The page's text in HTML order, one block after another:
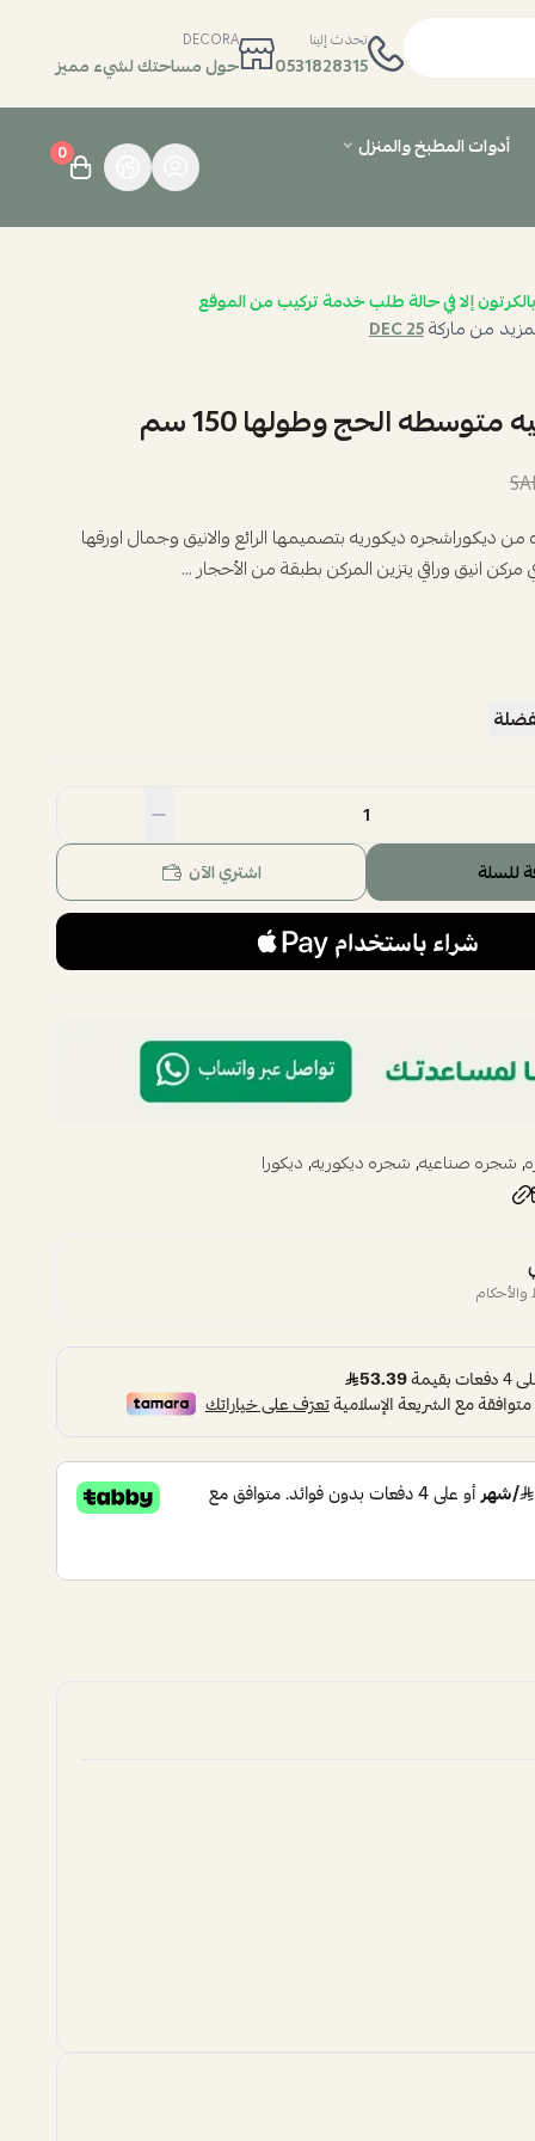
تحدث إلينا
0531828315
DECORA
حول مساحتك لشيء مميز
أدوات المطبخ والمنزل
0
إلا في حالة طلب خدمة تركيب من الموقع
من ماركةDEC 25
الحج وطولها 150 سم
ديكوراشجره ديكوريه بتصميمها الرائع والانيق وجمال اورقها
مركن انيق وراقي يتزين المركن بطبقة من الأحجار ...
للسلة اشتري الآن
,شجره صناعيه,شجره ديكوريه,ديكورا